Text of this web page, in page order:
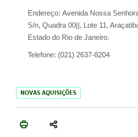
Endereço: Avenida Nossa
S/n, Quadra 00||, Lote 11,
Estado do Rio de Janeiro.
Telefone: (021) 2637-8204
NOVAS AQUISIÇÕES